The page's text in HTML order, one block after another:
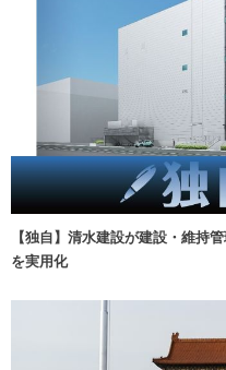
【独自】清水建設が建設・維持
を実用化